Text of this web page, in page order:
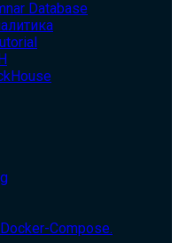
Database
Compose.